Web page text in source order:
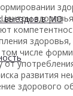
выездов в МО
том числе
от
развития
здорового